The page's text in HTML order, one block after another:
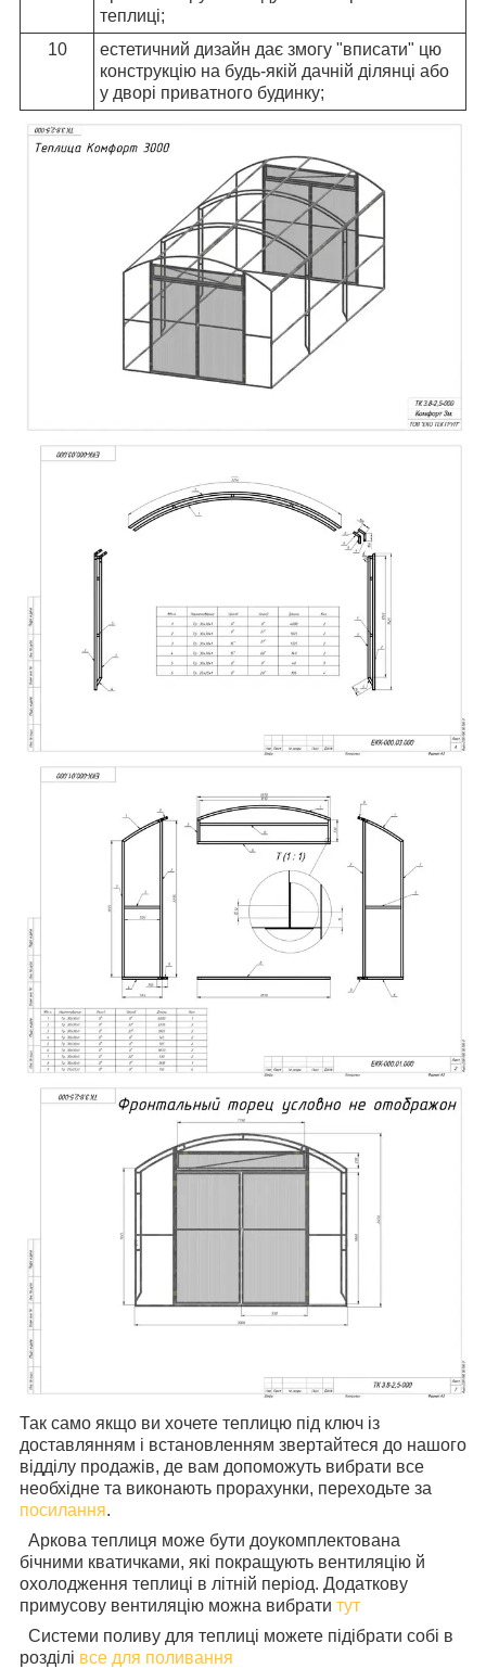
теплиці;
10
естетичний дизайн дає змогу "вписати" цю
конструкцію на будь-якій дачній ділянці або
у дворі приватного будинку;
Так само якщо ви хочете теплицю під ключ із
доставлянням і встановленням звертайтеся до нашого
відділу продажів, де вам допоможуть вибрати все
необхідне та виконають прорахунки, переходьте за
посилання.
Аркова теплиця може бути доукомплектована
бічними кватичками, які покращують вентиляцію й
охолодження теплиці в літній період. Додаткову
примусову вентиляцію можна вибрати тут
Системи поливу для теплиці можете підібрати собі в
розділі все для поливання